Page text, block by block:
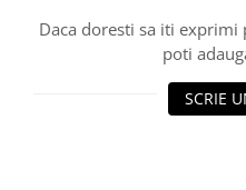
Daca doresti sa iti exprimi
poti
SCRIE